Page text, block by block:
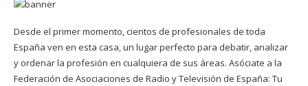
Desde el primer momento, cientos de profesionales de toda
España ven en esta casa, un lugar perfecto para debatir, analizar
y ordenar la profesión en cualquiera de sus áreas. Asóciate a la
Federación de Asociaciones de Radio y Televisión de España: Tu